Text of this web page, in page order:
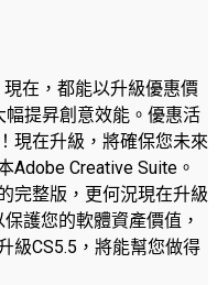
在，都能以升級優惠價
幅提昇創意效能。優惠活
現在升級，將確保您未來
Adobe Creative Suite。
完整版，更何況現在升級
護您的軟體資產價值，
級CS5.5，將能幫您做得